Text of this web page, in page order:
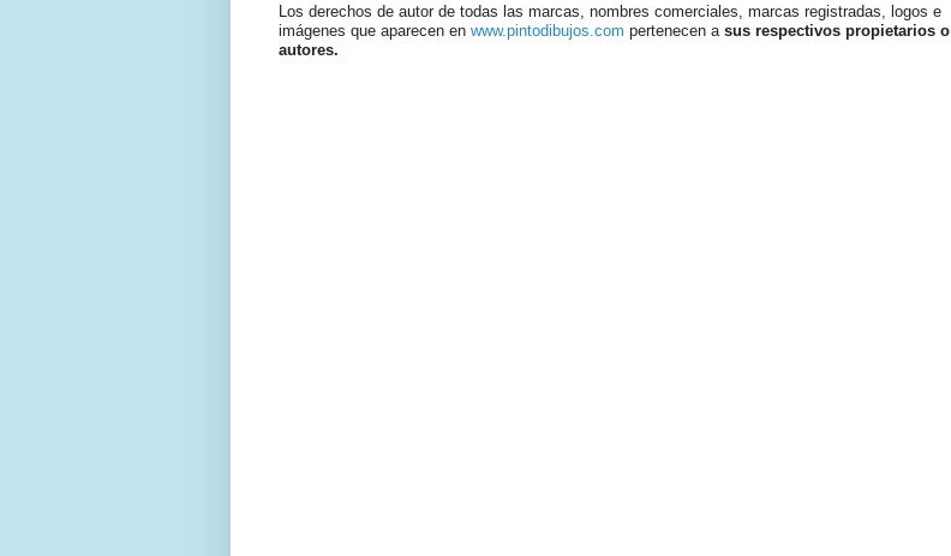
Los derechos de autor de todas las marcas, nombres comerciales, marcas registradas, logos e
imágenes que aparecen en www.pintodibujos.com pertenecen a sus respectivos propietarios o
autores.